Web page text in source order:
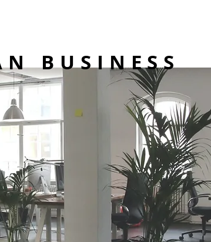
BUSINESS